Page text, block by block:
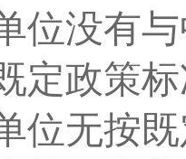
位没有
定政策
位无按